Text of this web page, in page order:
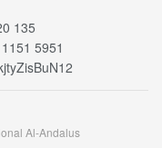
135
5951
Al-Andalus